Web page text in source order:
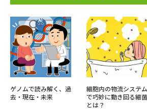
ゲノムで読み解く、過
去・現在・未来
細胞内の物流システム
で巧妙に動き回る細菌
とは？